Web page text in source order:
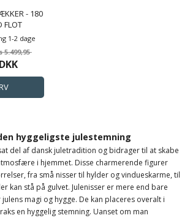
- 180
FLOT
I
1-2 dage
5.499,95
DKK
hyggeligste julestemning
del af dansk juletradition og bidrager til at skabe
i hjemmet. Disse charmerende figurer
fra små nisser til hylder og vindueskarme, til
kan stå på gulvet. Julenisser er mere end bare
magi og hygge. De kan placeres overalt i
en hyggelig stemning. Uanset om man